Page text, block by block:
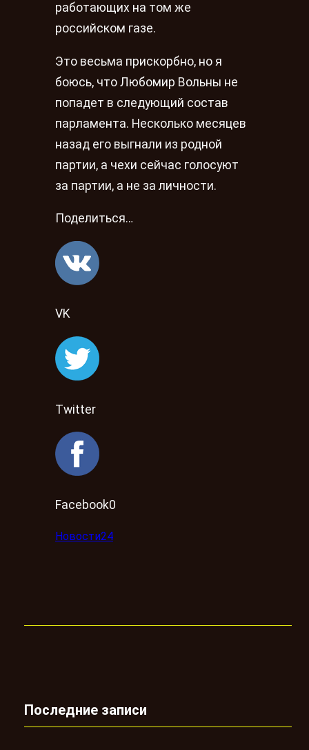
работающих на том же
российском газе.
Это весьма прискорбно, но я
боюсь, что Любомир Вольны не
попадет в следующий состав
парламента. Несколько месяцев
назад его выгнали из родной
партии, а чехи сейчас голосуют
за партии, а не за личности.
Поделиться…
VK
Twitter
Facebook0
Новости24
Последние записи